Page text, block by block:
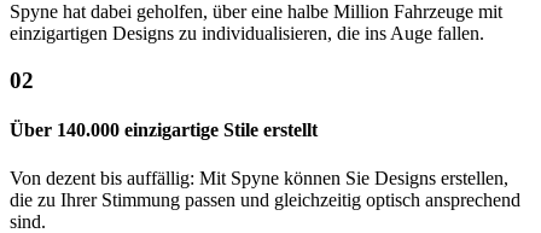
Spyne hat dabei geholfen, über eine halbe Million Fahrzeuge mit
einzigartigen Designs zu individualisieren, die ins Auge fallen.
02
Über 140.000 einzigartige Stile erstellt
Von dezent bis auffällig: Mit Spyne können Sie Designs erstellen,
die zu Ihrer Stimmung passen und gleichzeitig optisch ansprechend
sind.